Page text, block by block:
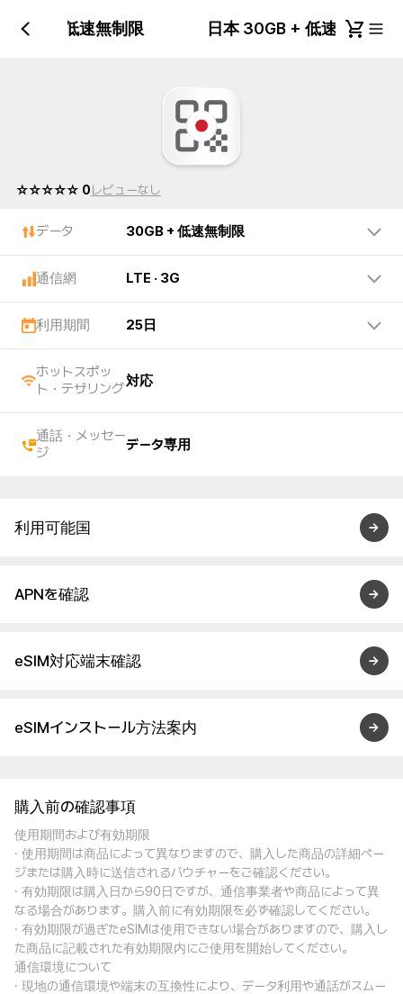
+ 低速無制限 日本 30GB + 低速無制限
☆☆☆☆☆ 0レビューなし
データ 30GB + 低速無制限
通信網 LTE · 3G
利用期間 25日
ホットスポッ
ト・テザリング
対応
通話・メッセー
ジ
データ専用
利用可能国
APNを確認
eSIM対応端末確認
eSIMインストール方法案内
購入前の確認事項
使用期間および有効期限
· 使用期間は商品によって異なりますので、購入した商品の詳細ペー
ジまたは購入時に送信されるバウチャーをご確認ください。
· 有効期限は購入日から90日ですが、通信事業者や商品によって異
なる場合があります。購入前に有効期限を必ず確認してください。
· 有効期限が過ぎたeSIMは使用できない場合がありますので、購入し
た商品に記載された有効期限内にご使用を開始してください。
通信環境について
· 現地の通信環境や端末の互換性により、データ利用や通話がスムー